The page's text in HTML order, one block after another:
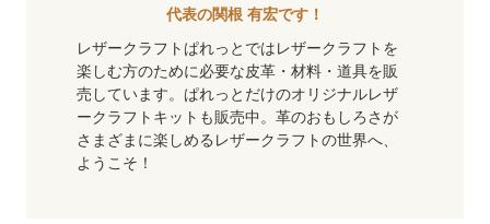
代表の関根 有宏です！
レザークラフトぱれっとではレザークラフトを
楽しむ方のために必要な皮革・材料・道具を販
売しています。ぱれっとだけのオリジナルレザ
ークラフトキットも販売中。革のおもしろさが
さまざまに楽しめるレザークラフトの世界へ、
ようこそ！